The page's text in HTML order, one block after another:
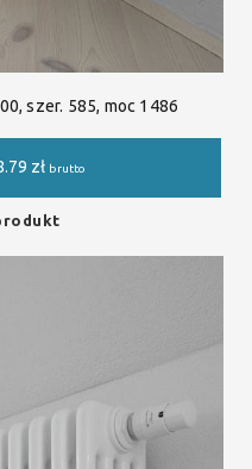
szer. 585, moc 1486
zł brutto